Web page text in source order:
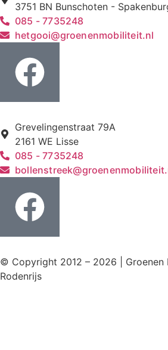
3751 BN Bunschoten -
085 - 7735248
hetgooi@groenenmobiliteit.nl
Grevelingenstraat 79A
2161 WE Lisse
085 - 7735248
© Copyright 2012 – 2026 | Groenen
Rodenrijs